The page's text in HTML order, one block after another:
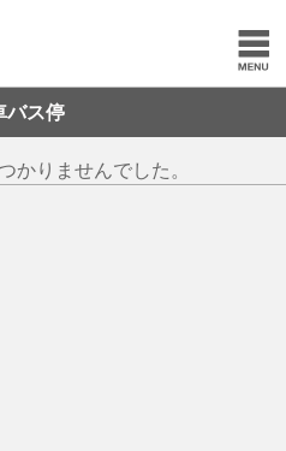
バス停
かりませんでした。